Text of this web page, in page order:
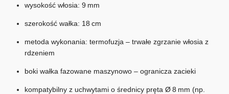
wysokość włosia: 9 mm
szerokość wałka: 18 cm
metoda wykonania: termofuzja – trwałe zgrzanie włosia z
rdzeniem
boki wałka fazowane maszynowo – ogranicza zacieki
kompatybilny z uchwytami o średnicy pręta Ø 8 mm (np.